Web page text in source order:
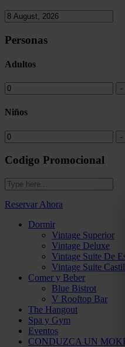
Personas
Adultos
Niños
Codigo Promocional
Reservar Ahora
Dormir
Vintage Superior
Vintage Deluxe
Vintage Suite De
Vintage Suite
Comer y Beber
Blue Bistrot
V Rooftop Bar
The Hangout
Spa y Gym
Eventos
CONDUZCA UN